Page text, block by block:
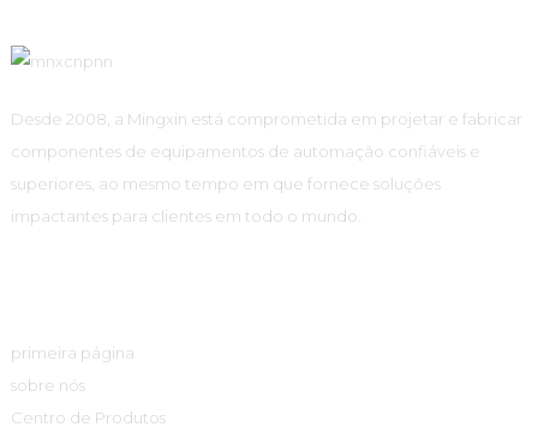
Desde 2008, a Mingxin está comprometida em projetar e fabricar
componentes de equipamentos de automação confiáveis ​​e
superiores, ao mesmo tempo em que fornece soluções
impactantes para clientes em todo o mundo.
primeira página
sobre nós
Centro de Produtos